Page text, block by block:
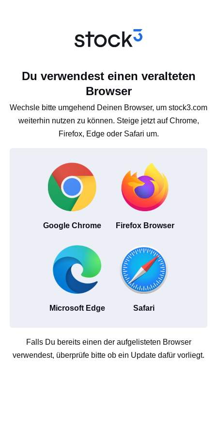
Du verwendest einen veralteten
Browser
Wechsle bitte umgehend Deinen Browser, um stock3.com
weiterhin nutzen zu können. Steige jetzt auf Chrome,
Firefox, Edge oder Safari um.
Google Chrome Firefox Browser
Microsoft Edge Safari
Falls Du bereits einen der aufgelisteten Browser
verwendest, überprüfe bitte ob ein Update dafür vorliegt.